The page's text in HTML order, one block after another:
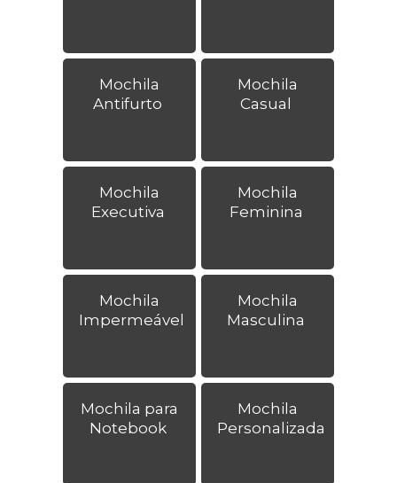
Mochila
Antifurto
Mochila
Casual
Mochila
Executiva
Mochila
Feminina
Mochila
Impermeável
Mochila
Masculina
Mochila para
Notebook
Mochila
Personalizada